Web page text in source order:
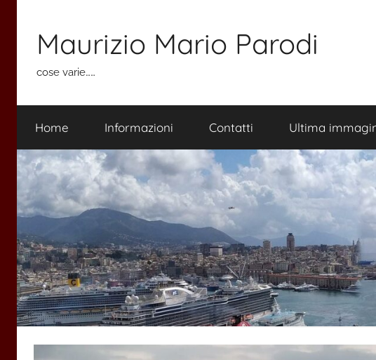
contenuto
Maurizio Mario Parodi
cose varie……
Home Informazioni Contatti Ultima